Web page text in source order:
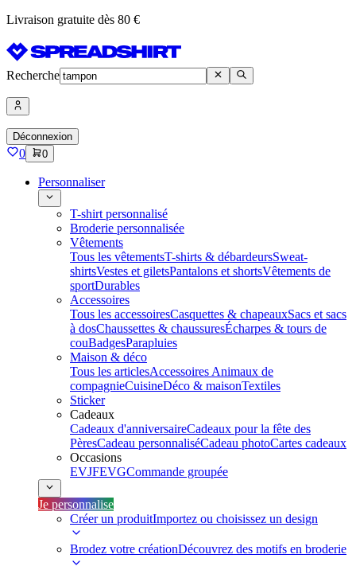
Livraison gratuite dès 80 €
Recherche
Déconnexion
0 0
Personnaliser
T-shirt personnalisé
Broderie personnalisée
Vêtements
Tous les vêtementsT-shirts & débardeursSweat-
shirtsVestes et giletsPantalons et shortsVêtements de
sportDurables
Accessoires
Tous les accessoiresCasquettes & chapeauxSacs et sacs
à dosChaussettes & chaussuresÉcharpes & tours de
couBadgesParapluies
Maison & déco
Tous les articlesAccessoires Animaux de
compagnieCuisineDéco & maisonTextiles
Sticker
Cadeaux
Cadeaux d'anniversaireCadeaux pour la fête des
PèresCadeau personnaliséCadeau photoCartes cadeaux
Occasions
EVJFEVGCommande groupée
Je personnalise
Créer un produitImportez ou choisissez un design
Brodez votre créationDécouvrez des motifs en broderie